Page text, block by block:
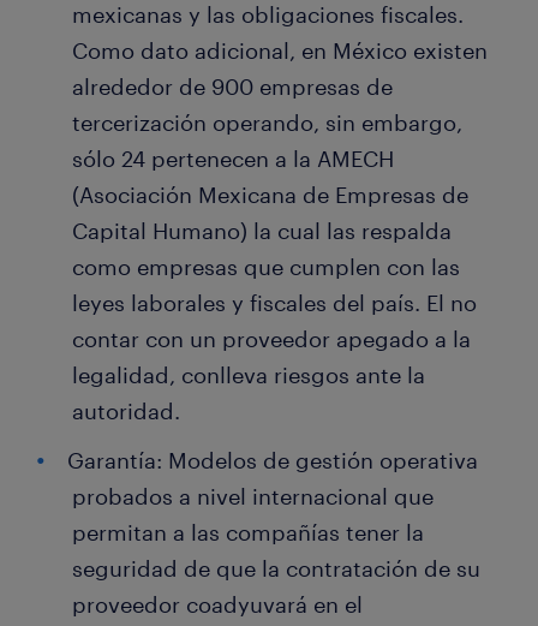
mexicanas y las obligaciones fiscales.
Como dato adicional, en México existen
alrededor de 900 empresas de
tercerización operando, sin embargo,
sólo 24 pertenecen a la AMECH
(Asociación Mexicana de Empresas de
Capital Humano) la cual las respalda
como empresas que cumplen con las
leyes laborales y fiscales del país. El no
contar con un proveedor apegado a la
legalidad, conlleva riesgos ante la
autoridad.
Garantía: Modelos de gestión operativa
probados a nivel internacional que
permitan a las compañías tener la
seguridad de que la contratación de su
proveedor coadyuvará en el